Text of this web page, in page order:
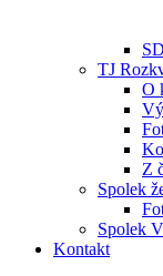
TJ
O
Z
Spolek
Spolek
Kontakt